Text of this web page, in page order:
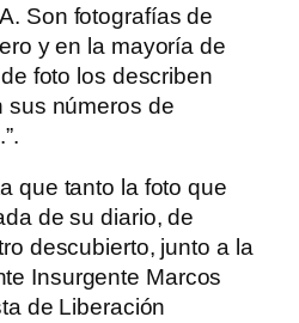
Son fotografías de
y en la mayoría de
foto los describen
sus números de
que tanto la foto que
de su diario, de
descubierto, junto a la
Insurgente Marcos
de Liberación